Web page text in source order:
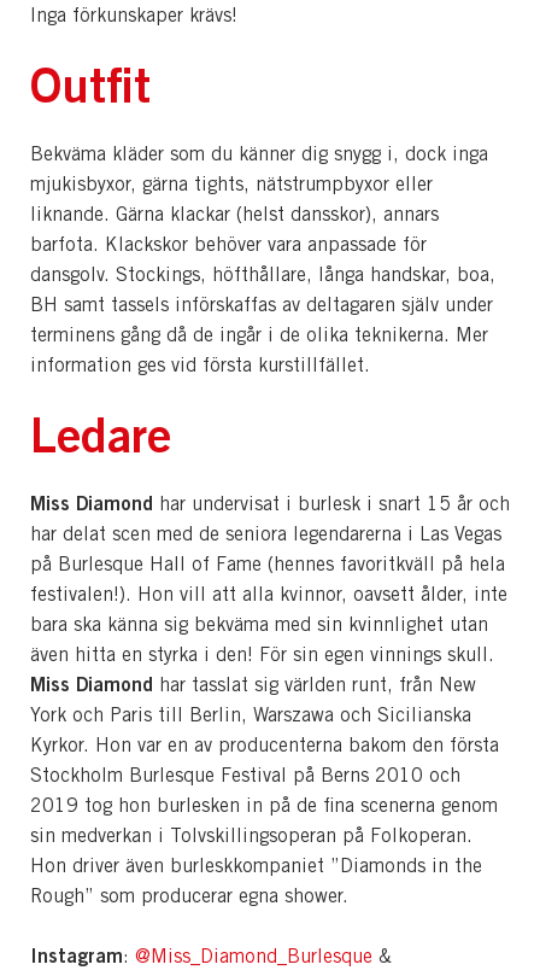
Inga förkunskaper krävs!
Outfit
Bekväma kläder som du känner dig snygg i, dock inga
mjukisbyxor, gärna tights, nätstrumpbyxor eller
liknande. Gärna klackar (helst dansskor), annars
barfota. Klackskor behöver vara anpassade för
dansgolv. Stockings, höfthållare, långa handskar, boa,
BH samt tassels införskaffas av deltagaren själv under
terminens gång då de ingår i de olika teknikerna. Mer
information ges vid första kurstillfället.
Ledare
Miss Diamond har undervisat i burlesk i snart 15 år och
har delat scen med de seniora legendarerna i Las Vegas
på Burlesque Hall of Fame (hennes favoritkväll på hela
festivalen!). Hon vill att alla kvinnor, oavsett ålder, inte
bara ska känna sig bekväma med sin kvinnlighet utan
även hitta en styrka i den! För sin egen vinnings skull.
Miss Diamond har tasslat sig världen runt, från New
York och Paris till Berlin, Warszawa och Sicilianska
Kyrkor. Hon var en av producenterna bakom den första
Stockholm Burlesque Festival på Berns 2010 och
2019 tog hon burlesken in på de fina scenerna genom
sin medverkan i Tolvskillingsoperan på Folkoperan.
Hon driver även burleskkompaniet ”Diamonds in the
Rough” som producerar egna shower.
Instagram: @Miss_Diamond_Burlesque &